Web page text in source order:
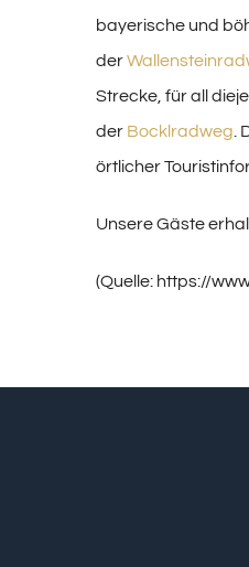
bayerische und
der
Strecke, für all
der Bocklradweg .
örtlicher
Unsere Gäste
(Quelle: https://